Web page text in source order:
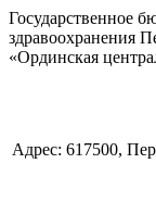
Государственное
здравоохранения
«Ординская
Адрес: 617500,